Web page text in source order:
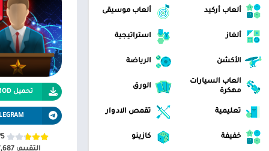
تحميل APK MOD
ألعاب أركيد ألعاب موسيقى
ألغاز استراتيجية
الأكشن الرياضة
العاب السيارات
مهكرة
الورق
تعليمية تقمص الادوار
خفيفة كازينو